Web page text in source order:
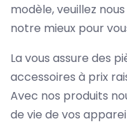
modèle, veuillez
notre mieux pour
La vous assure des
accessoires à prix
Avec nos produits
de vie de vos